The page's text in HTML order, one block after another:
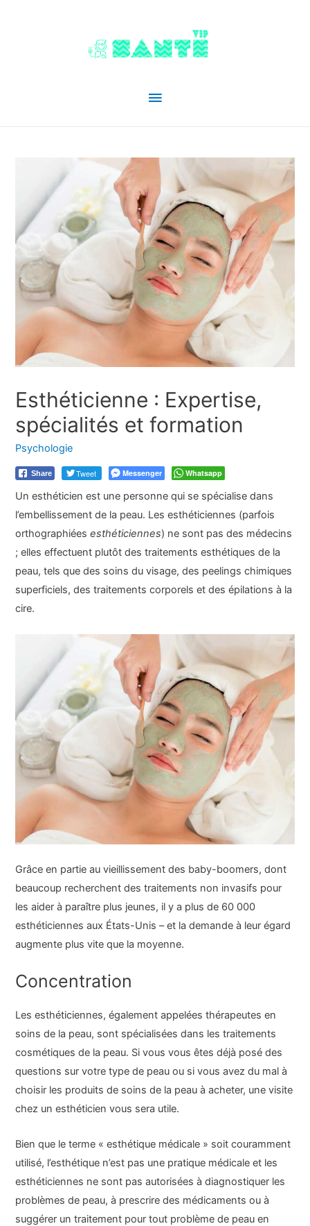
Menu
Esthéticienne : Expertise,
spécialités et formation
Psychologie
Share Tweet Messenger Whatsapp
Un esthéticien est une personne qui se spécialise dans
l’embellissement de la peau. Les esthéticiennes (parfois
orthographiéesesthéticiennes) ne sont pas des médecins
; elles effectuent plutôt des traitements esthétiques de la
peau, tels que des soins du visage, des peelings chimiques
superficiels, des traitements corporels et des épilations à la
cire.
Grâce en partie au vieillissement des baby-boomers, dont
beaucoup recherchent des traitements non invasifs pour
les aider à paraître plus jeunes, il y a plus de 60 000
esthéticiennes aux États-Unis – et la demande à leur égard
augmente plus vite que la moyenne.
Concentration
Les esthéticiennes, également appelées thérapeutes en
soins de la peau, sont spécialisées dans les traitements
cosmétiques de la peau. Si vous vous êtes déjà posé des
questions sur votre type de peau ou si vous avez du mal à
choisir les produits de soins de la peau à acheter, une visite
chez un esthéticien vous sera utile.
Bien que le terme « esthétique médicale » soit couramment
utilisé, l’esthétique n’est pas une pratique médicale et les
esthéticiennes ne sont pas autorisées à diagnostiquer les
problèmes de peau, à prescrire des médicaments ou à
suggérer un traitement pour tout problème de peau en